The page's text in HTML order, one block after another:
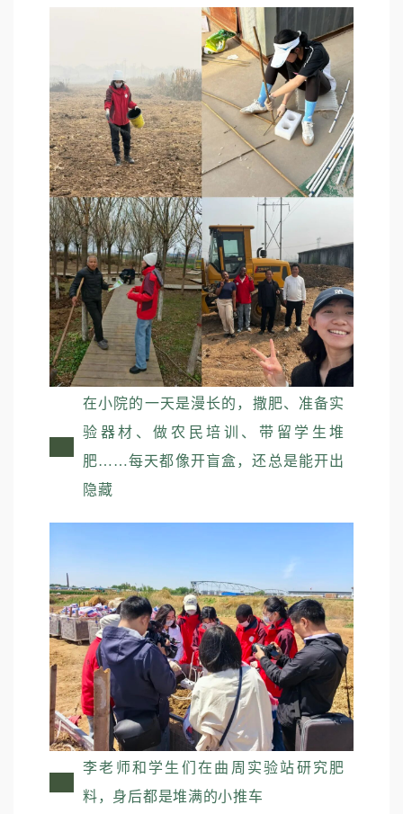
在小院的一天是漫长的，撒肥、准备实
验器材、做农民培训、带留学生堆
肥……每天都像开盲盒，还总是能开出
隐藏
李老师和学生们在曲周实验站研究肥
料，身后都是堆满的小推车